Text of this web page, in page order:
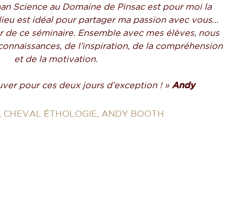
Science au Domaine de Pinsac est pour moi la
est idéal pour partager ma passion avec vous…
de ce séminaire. Ensemble avec mes élèves, nous
de l’inspiration, de la compréhension
et de la motivation.
pour ces deux jours d’exception ! » Andy